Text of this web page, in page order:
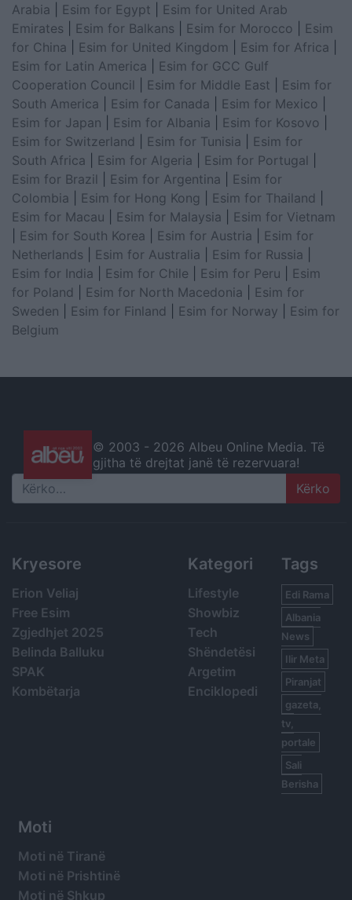
Arabia
Esim for Egypt
Esim for United Arab
Emirates
Esim for Balkans Esim for Morocco
Esim
for China
Esim for United Kingdom Esim for Africa
Esim for Latin America
Esim for GCC Gulf
Cooperation Council
Esim for Middle East
Esim for
South America
Esim for Canada Esim for Mexico
Esim for Japan
Esim for Albania Esim for Kosovo
Esim for Switzerland
Esim for Tunisia
Esim for
South Africa
Esim for Algeria Esim for Portugal
Esim for Brazil
Esim for Argentina
Esim for
Colombia
Esim for Hong Kong Esim for Thailand
Esim for Macau
Esim for Malaysia
Esim for Vietnam
Esim for South Korea Esim for Austria
Esim for
Netherlands
Esim for Australia Esim for Russia
Esim for India
Esim for Chile Esim for Peru
Esim
for Poland
Esim for North Macedonia
Esim for
Sweden
Esim for Finland Esim for Norway
Esim for
Belgium
© 2003 - 2026 Albeu Online Media. Të
gjitha të drejtat janë të rezervuara!
Search
Kryesore
Erion Veliaj
Free Esim
Zgjedhjet 2025
Belinda Balluku
SPAK
Kombëtarja
Kategori
Lifestyle
Showbiz
Tech
Shëndetësi
Argetim
Enciklopedi
Tags
Edi Rama
Albania
News
Ilir Meta
Piranjat
gazeta,
tv,
portale
Sali
Berisha
Moti
Moti në Tiranë
Moti në Prishtinë
Moti në Shkup